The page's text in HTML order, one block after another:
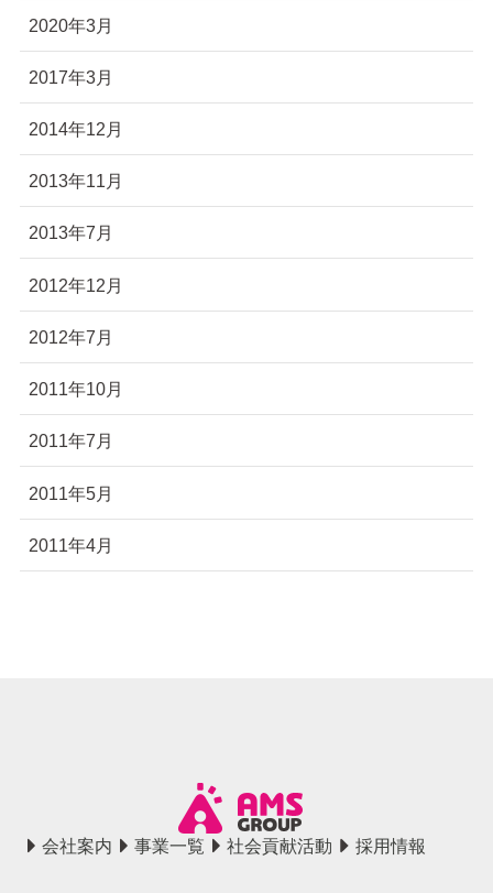
2020年3月
2017年3月
2014年12月
2013年11月
2013年7月
2012年12月
2012年7月
2011年10月
2011年7月
2011年5月
2011年4月
会社案内 事業一覧 社会貢献活動 採用情報